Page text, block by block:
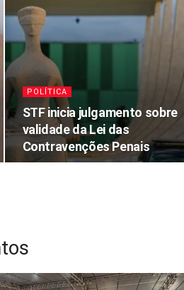
POLÍTICA
STF inicia julgamento sobre
validade da Lei das
Contravenções Penais